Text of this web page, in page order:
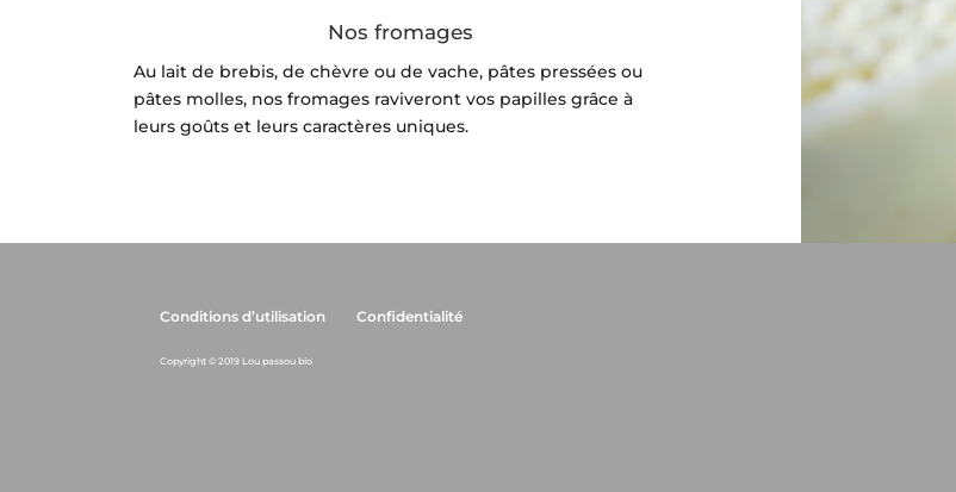
Nos fromages
Au lait de brebis, de chèvre ou de vache, pâtes pressées ou
pâtes molles, nos fromages raviveront vos papilles grâce à
leurs goûts et leurs caractères uniques.
Conditions d’utilisation Confidentialité
Copyright © 2019 Lou passou bio